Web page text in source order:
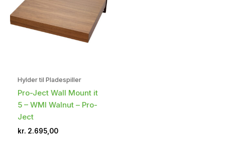
Hylder til Pladespiller
Pro-Ject Wall Mount it
5 – WMI Walnut – Pro-
Ject
kr. 2.695,00